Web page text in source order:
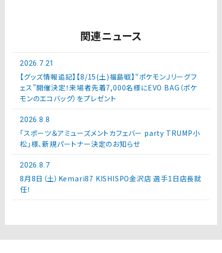
関連ニュース
2026.7.21
【グッズ情報追記】【8/15(土)福島戦】“ポケモンＪリーグフ
ェス”開催決定！来場者先着7,000名様にEVO BAG（ポケ
モンのエコバッグ）をプレゼント
2026.8.8
「スポーツ＆アミューズメントカフェバー party TRUMP小
松」様、新規パートナー決定のお知らせ
2026.8.7
8月8日（土）Kemari87 KISHISPO金沢店 選手1日店長就
任！